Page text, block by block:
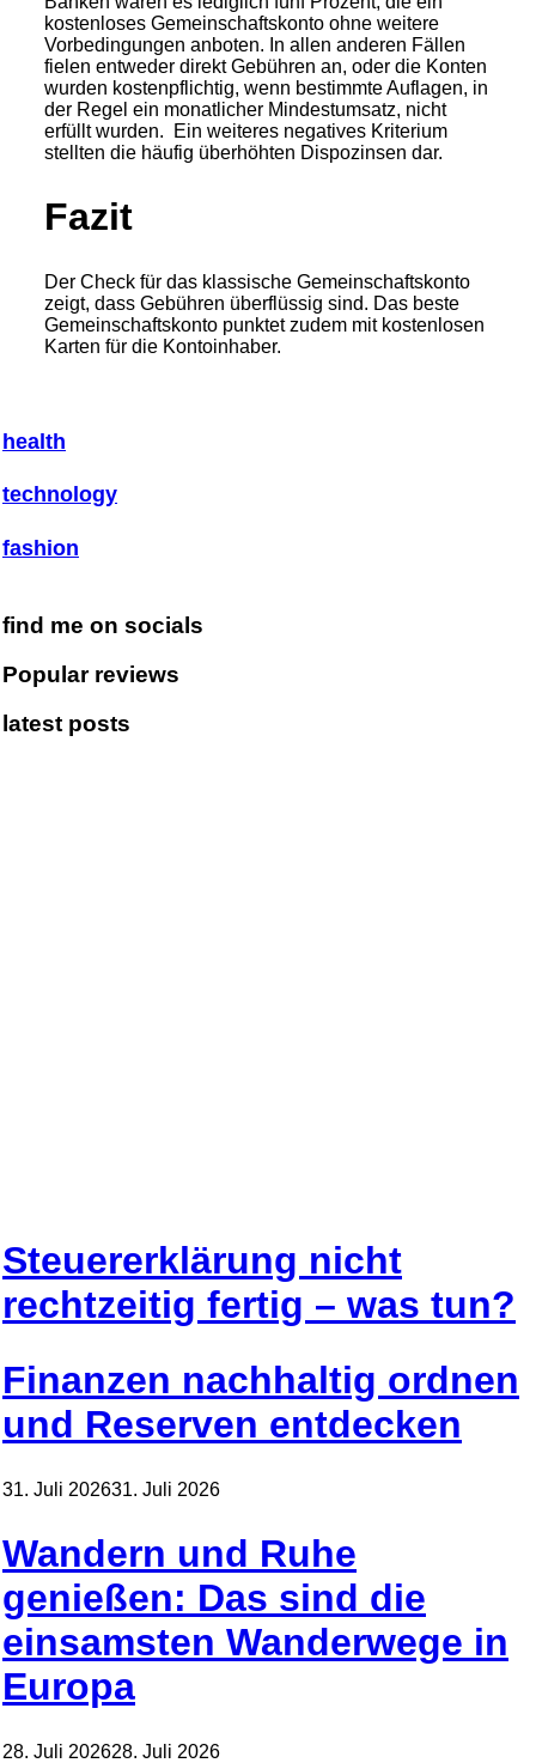
kostenloses Gemeinschaftskonto ohne weitere
Vorbedingungen anboten. In allen anderen Fällen
fielen entweder direkt Gebühren an, oder die Konten
wurden kostenpflichtig, wenn bestimmte Auflagen, in
der Regel ein monatlicher Mindestumsatz, nicht
erfüllt wurden. Ein weiteres negatives Kriterium
stellten die häufig überhöhten Dispozinsen dar.
Fazit
Der Check für das klassische Gemeinschaftskonto
zeigt, dass Gebühren überflüssig sind. Das beste
Gemeinschaftskonto punktet zudem mit kostenlosen
Karten für die Kontoinhaber.
health
technology
fashion
find me on socials
Popular reviews
latest posts
Steuererklärung nicht
rechtzeitig fertig – was tun?
Finanzen nachhaltig ordnen
und Reserven entdecken
31. Juli 202631. Juli 2026
Wandern und Ruhe
genießen: Das sind die
einsamsten Wanderwege in
Europa
28. Juli 202628. Juli 2026